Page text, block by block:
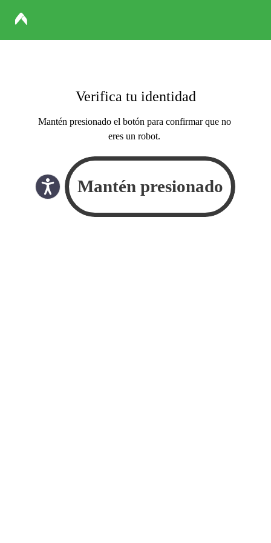
Verifica tu identidad
Mantén presionado el botón para confirmar que no
eres un robot.